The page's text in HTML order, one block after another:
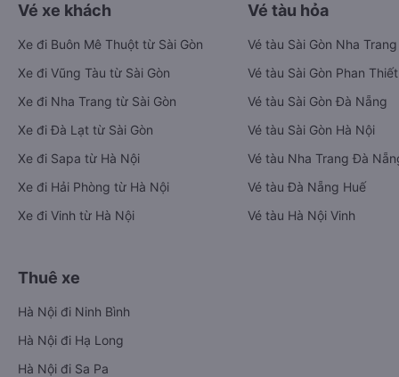
Vé xe khách
Xe đi Buôn Mê Thuột từ Sài Gòn
Xe đi Vũng Tàu từ Sài Gòn
Xe đi Nha Trang từ Sài Gòn
Xe đi Đà Lạt từ Sài Gòn
Xe đi Sapa từ Hà Nội
Xe đi Hải Phòng từ Hà Nội
Xe đi Vinh từ Hà Nội
Vé tàu hỏa
Vé tàu Sài Gòn Nha Trang
Vé tàu Sài Gòn Phan Thiết
Vé tàu Sài Gòn Đà Nẵng
Vé tàu Sài Gòn Hà Nội
Vé tàu Nha Trang Đà
Vé tàu Đà Nẵng Huế
Vé tàu Hà Nội Vinh
Thuê xe
Hà Nội đi Ninh Bình
Hà Nội đi Hạ Long
Hà Nội đi Sa Pa